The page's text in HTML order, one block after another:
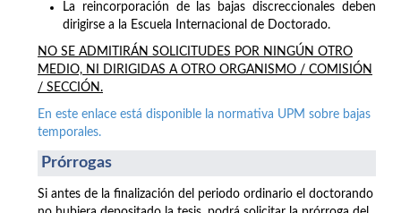
La reincorporación de las bajas discreccionales deben
dirigirse a la Escuela Internacional de Doctorado.
NO SE ADMITIRÁN SOLICITUDES POR NINGÚN OTRO
MEDIO, NI DIRIGIDAS A OTRO ORGANISMO / COMISIÓN
/ SECCIÓN.
En este enlace está disponible la normativa UPM sobre bajas
temporales.
Prórrogas
Si antes de la finalización del periodo ordinario el doctorando